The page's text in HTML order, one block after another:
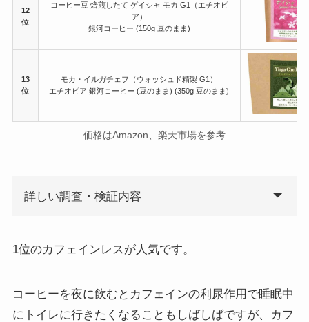
12
位
コーヒー豆 焙煎したて ゲイシャ モカ G1（エチオピ
ア）
銀河コーヒー (150g 豆のまま)
13
位
モカ・イルガチェフ（ウォッシュド精製 G1）
エチオピア 銀河コーヒー (豆のまま) (350g 豆のまま)
価格はAmazon、楽天市場を参考
詳しい調査・検証内容
1位のカフェインレスが人気です。
コーヒーを夜に飲むとカフェインの利尿作用で睡眠中
にトイレに行きたくなることもしばしばですが、カフ